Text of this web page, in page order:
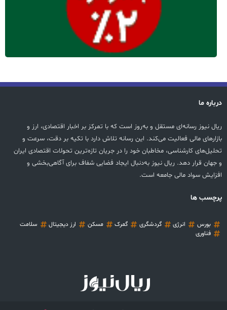
درباره ما
ریال نیوز رسانه‌ای مستقل و به‌روز است که با تمرکز بر اخبار اقتصادی، ارز و
بازارهای مالی فعالیت می‌کند. این رسانه تلاش دارد با تکیه بر دقت، سرعت و
تحلیل‌های کارشناسی، مخاطبان خود را در جریان تازه‌ترین تحولات اقتصادی ایران
و جهان قرار دهد. ریال نیوز به‌دنبال ایجاد فضایی شفاف برای آگاهی‌بخشی و
افزایش سواد مالی جامعه است.
پرچسب ها
بورس انرژی گردشگری گمرک مسکن ارز دیجیتال
سلامت
فناوری